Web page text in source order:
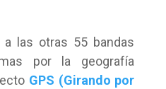
a las otras 55 bandas
por la geografía
GPS (Girando por